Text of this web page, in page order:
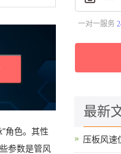
角色。其性
参数是管风
一对一服务
最新
压板风速